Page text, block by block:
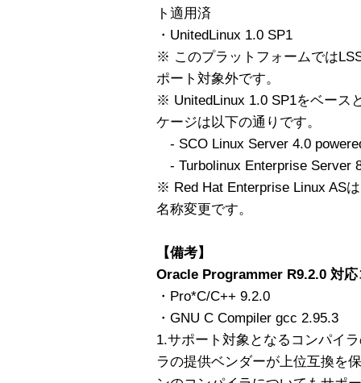
ト適用済
・UnitedLinux 1.0 SP1
※ このプラットフォームでは
ポート対象外です。
※ UnitedLinux 1.0 SP1をベース
ケージは以下の通りです。
- SCO Linux Server 4.0
- Turbolinux Enterprise Server
※ Red Hat Enterprise Linux AS
名称変更です。
【備考】
Oracle Programmer R9.2.0 対応
・Pro*C/C++ 9.2.0
・GNU C Compiler gcc 2.95.3
1.サポート対象となるコンパイ
ラの提供ベンダーが上位互換を